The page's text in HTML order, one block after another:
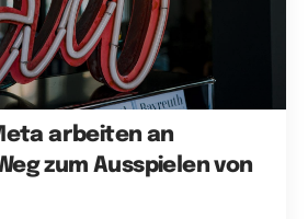
arbeiten an
zum Ausspielen von